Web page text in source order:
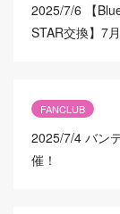
2025/7/6
【
STAR交換】7
FANCLUB
2025/7/4 バン
催！